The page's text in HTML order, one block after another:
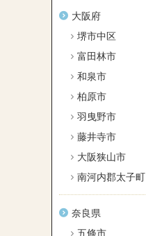
大阪府
堺市中区
富田林市
和泉市
柏原市
羽曳野市
藤井寺市
大阪狭山市
南河内郡太子町
奈良県
五條市